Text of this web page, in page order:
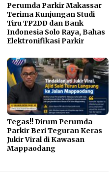
Perumda Parkir Makassar
Terima Kunjungan Studi
Tiru TP2DD dan Bank
Indonesia Solo Raya, Bahas
Elektronifikasi Parkir
Tegas!! Dirum Perumda
Parkir Beri Teguran Keras
Jukir Viral di Kawasan
Mappaodang